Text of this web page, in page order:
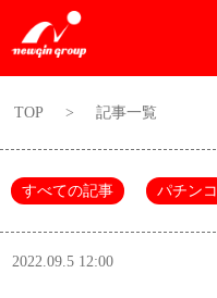
TOP > 記事一覧
すべての記事 パチンコ
2022.09.5 12:00